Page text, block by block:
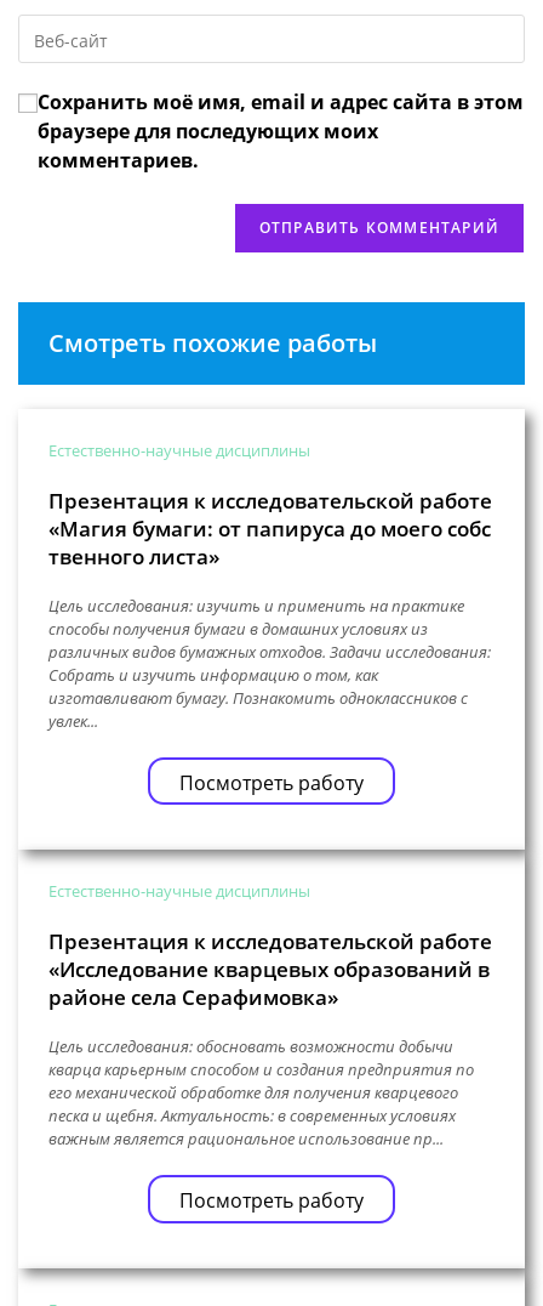
чтобы
прокомментировать
адрес,
чтобы
URL
веб-
сайта
(необязательно)
Сохранить моё имя, email и адрес сайта в этом
браузере для последующих моих
комментариев.
Смотреть похожие работы
Естественно-научные дисциплины
Презентация к исследовательской работе
«Магия бумаги: от папируса до моего собс
твенного листа»
Цель исследования: изучить и применить на практике
способы получения бумаги в домашних условиях из
различных видов бумажных отходов. Задачи исследования:
Собрать и изучить информацию о том, как
изготавливают бумагу. Познакомить одноклассников с
увлек...
Посмотреть работу
Естественно-научные дисциплины
Презентация к исследовательской работе
«Исследование кварцевых образований в
районе села Серафимовка»
Цель исследования: обосновать возможности добычи
кварца карьерным способом и создания предприятия по
его механической обработке для получения кварцевого
песка и щебня. Актуальность: в современных условиях
важным является рациональное использование пр...
Посмотреть работу